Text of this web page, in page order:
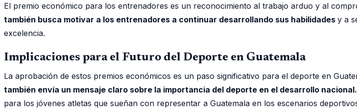
El premio económico para los entrenadores es un reconocimiento al trabajo arduo y al
también busca motivar a los entrenadores a continuar desarrollando sus habilidades y a
excelencia.
Implicaciones para el Futuro del Deporte en Guatemala
La aprobación de estos premios económicos es un paso significativo para el deporte en
también envía un mensaje claro sobre la importancia del deporte en el desarrollo nacional.
para los jóvenes atletas que sueñan con representar a Guatemala en los escenarios